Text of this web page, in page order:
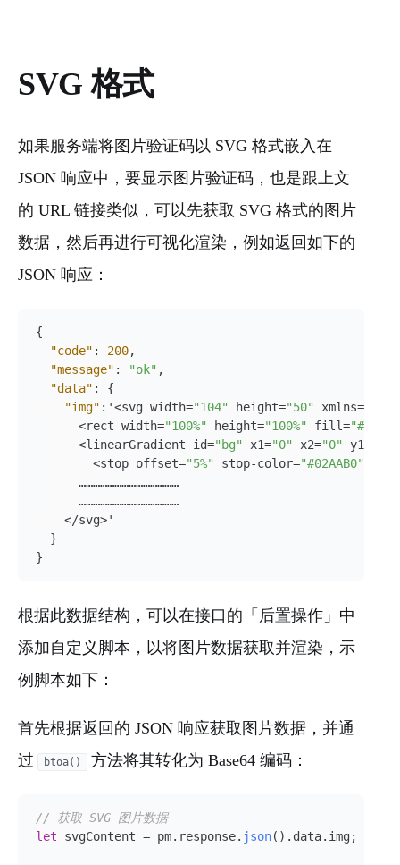
SVG 格式
如果服务端将图片验证码以 SVG 格式嵌入在
JSON 响应中，要显示图片验证码，也是跟上文
的 URL 链接类似，可以先获取 SVG 格式的图片
数据，然后再进行可视化渲染，例如返回如下的
JSON 响应：
{
"code" : 200,
"message" : "ok" ,
"data" :
{
"img" : '<svg width="104" height="50" xmlns=
      <rect width=
"100%" height="100%" fill=
      <linearGradient id=
"bg" x1="0" x2="0" y1=
        <stop offset=
"5%" stop-color="#02AAB0"
      ……………………………………
      ……………………………………
    </svg>'
}
}
根据此数据结构，可以在接口的「后置操作」中
添加自定义脚本，以将图片数据获取并渲染，示
例脚本如下：
首先根据返回的 JSON 响应获取图片数据，并通
过
btoa() 方法将其转化为 Base64 编码：
// 获取 SVG 图片数据
let svgContent = pm. response. json(). data. img;